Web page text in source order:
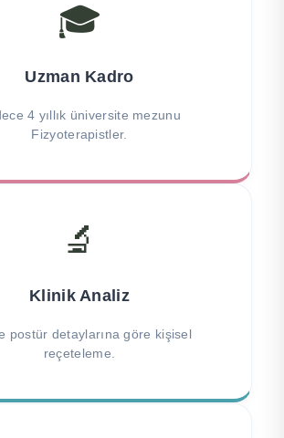
🎓
Uzman Kadro
4 yıllık üniversite mezunu
Fizyoterapistler.
🔬
Klinik Analiz
postür detaylarına göre kişisel
reçeteleme.